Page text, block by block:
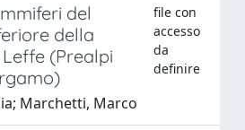
del
della
(Prealpi
file con
accesso
da
definire
Marchetti, Marco